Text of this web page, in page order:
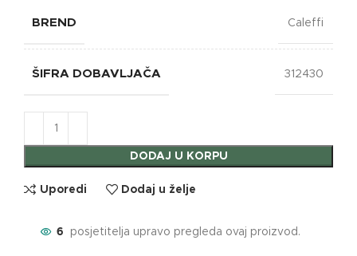
BREND Caleffi
ŠIFRA DOBAVLJAČA 312430
DODAJ U KORPU
Uporedi Dodaj u želje
6 posjetitelja upravo pregleda ovaj proizvod.